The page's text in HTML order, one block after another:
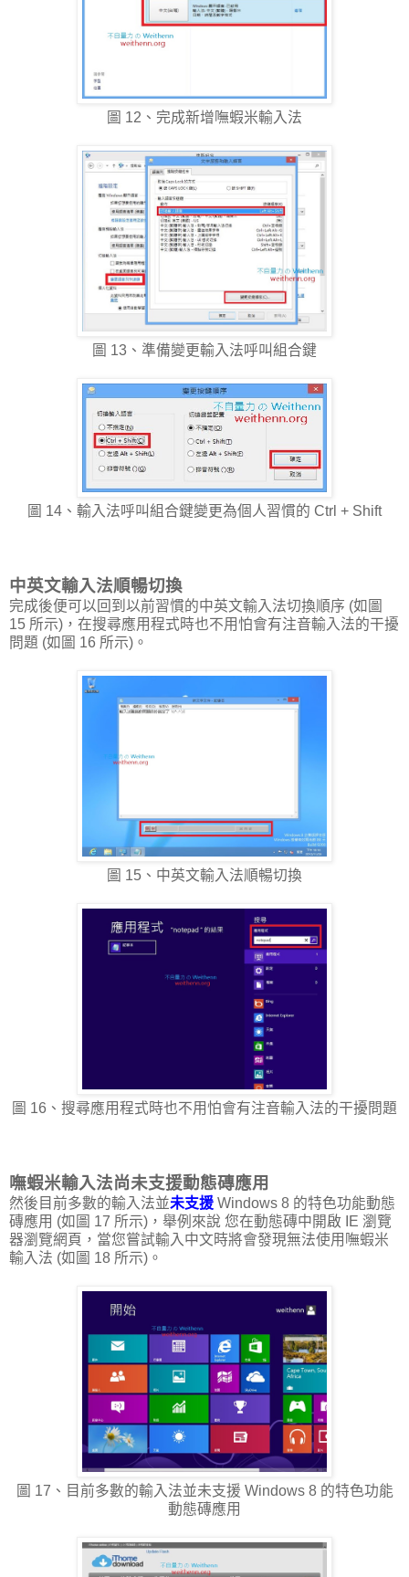
圖 12、完成新增嘸蝦米輸入法
圖 13、準備變更輸入法呼叫組合鍵
圖 14、輸入法呼叫組合鍵變更為個人習慣的 Ctrl + Shift
中英文輸入法順暢切換
完成後便可以回到以前習慣的中英文輸入法切換順序 (如圖
15 所示)，在搜尋應用程式時也不用怕會有注音輸入法的干擾
問題 (如圖 16 所示)。
圖 15、中英文輸入法順暢切換
圖 16、搜尋應用程式時也不用怕會有注音輸入法的干擾問題
嘸蝦米輸入法尚未支援動態磚應用
然後目前多數的輸入法並未支援 Windows 8 的特色功能動態
磚應用 (如圖 17 所示)，舉例來說 您在動態磚中開啟 IE 瀏覽
器瀏覽網頁，當您嘗試輸入中文時將會發現無法使用嘸蝦米
輸入法 (如圖 18 所示)。
圖 17、目前多數的輸入法並未支援 Windows 8 的特色功能
動態磚應用